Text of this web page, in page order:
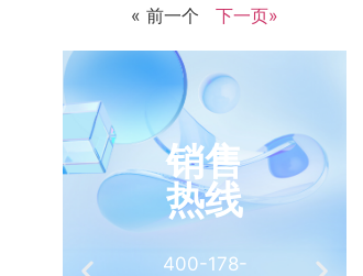
« 前一个 下一页»
销售
热线
400-178-